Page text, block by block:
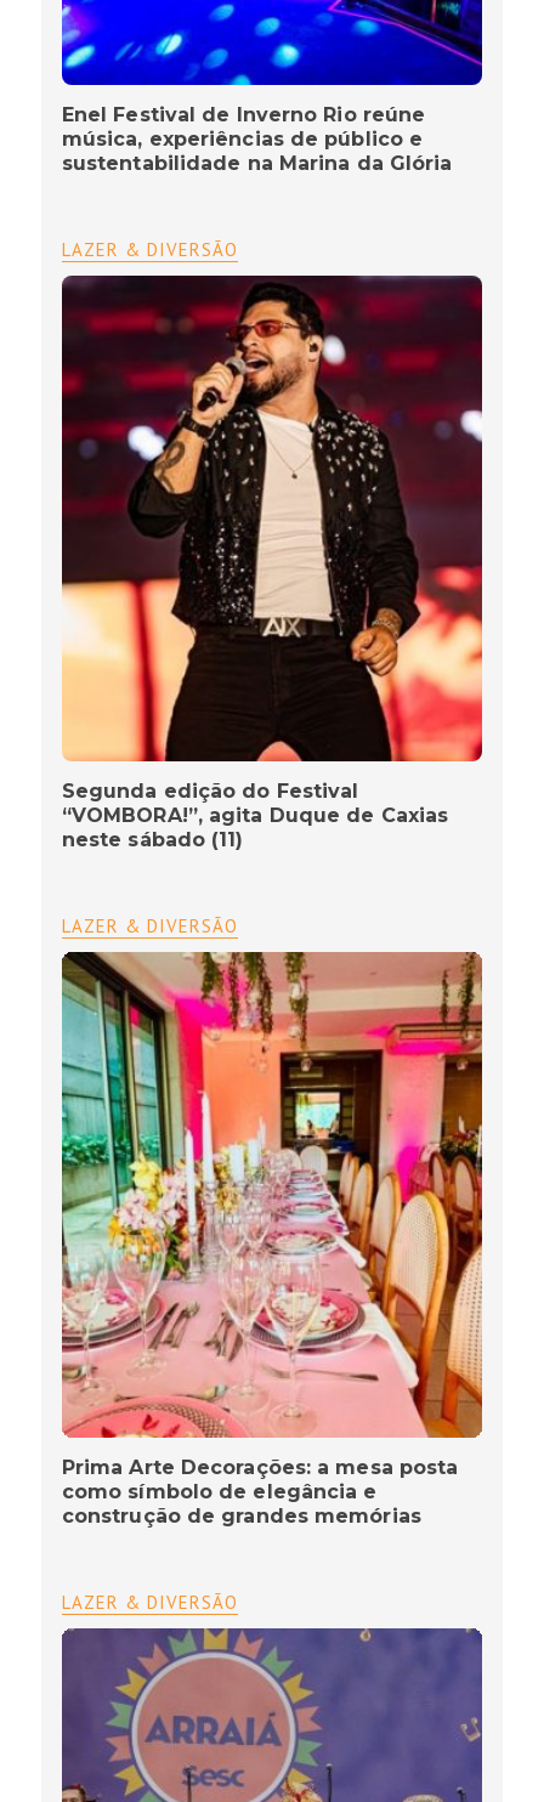
Enel Festival de Inverno Rio reúne
música, experiências de público e
sustentabilidade na Marina da Glória
LAZER & DIVERSÃO
Segunda edição do Festival
“VOMBORA!”, agita Duque de Caxias
neste sábado (11)
LAZER & DIVERSÃO
Prima Arte Decorações: a mesa posta
como símbolo de elegância e
construção de grandes memórias
LAZER & DIVERSÃO